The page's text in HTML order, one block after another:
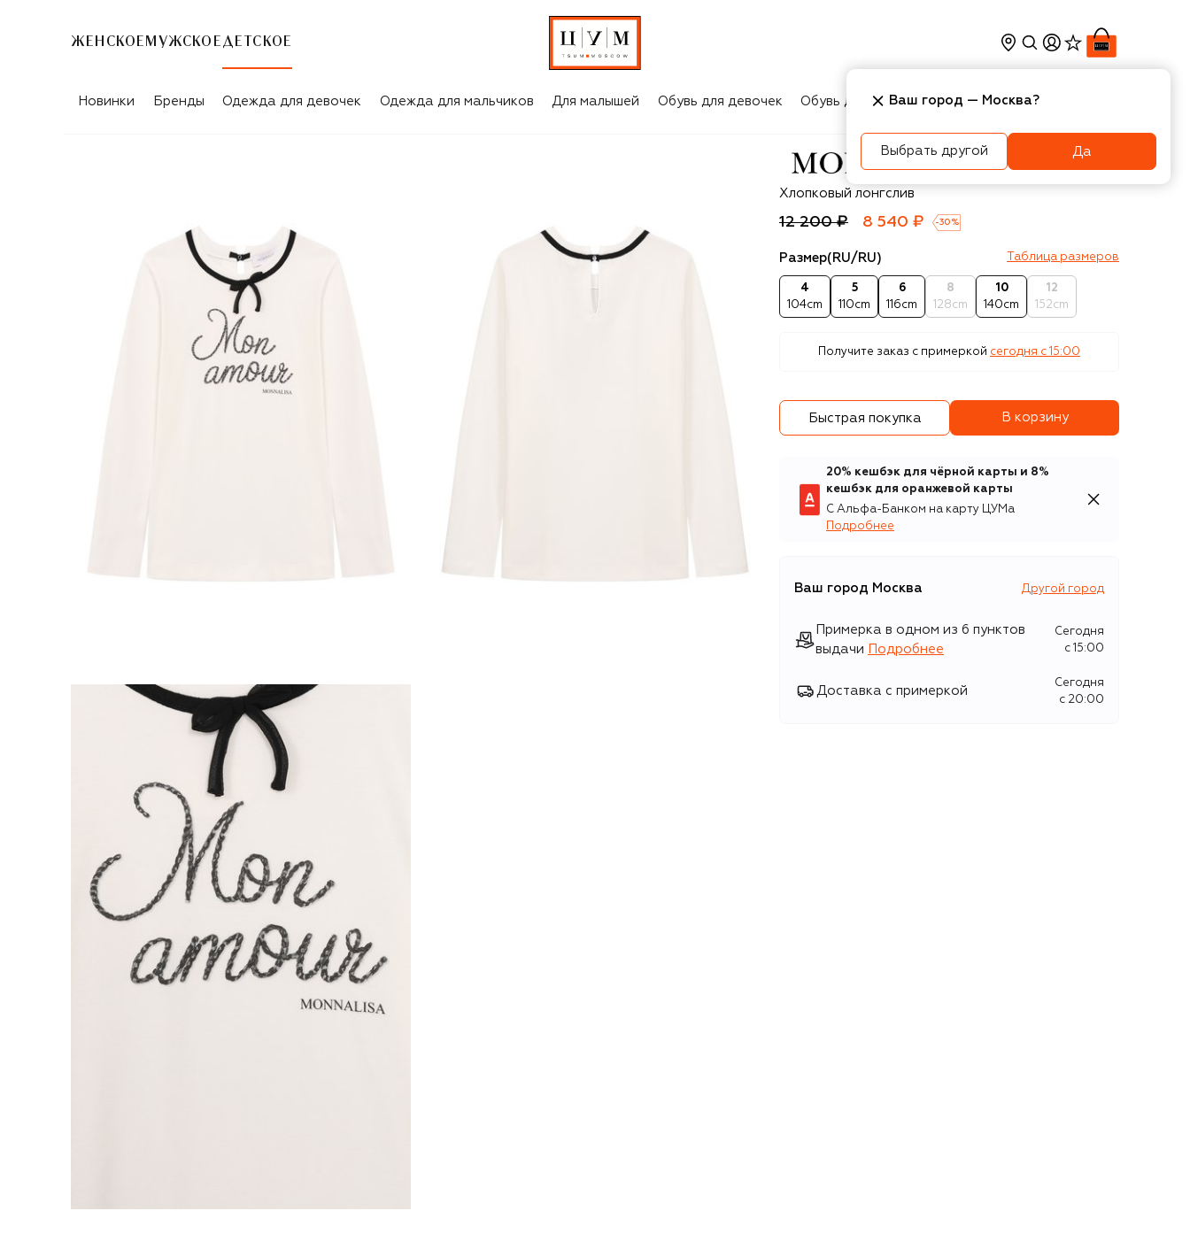
ЖЕНСКОЕ МУЖСКОЕ ДЕТСКОЕ
Новинки Бренды Одежда для девочек Одежда для мальчиков Для малышей Обувь для девочек Обувь для мальчиков Игрушки Аксесcуары
Monnalisa
Хлопковый лонгслив
12 200 ₽ 8 540 ₽ -30 %
Размер(RU/RU) Таблица размеров
4
104cm
5
110cm
6
116cm
8
128cm
10
140cm
12
152cm
Получите заказ с примеркой сегодня c 15:00
Быстрая покупка В корзину
20% кешбэк для чёрной карты и 8%
кешбэк для оранжевой карты
С Альфа-Банком на карту ЦУМа
Подробнее
Ваш город Москва Другой город
Примерка в одном из 6 пунктов
выдачи
Подробнее
Сегодня
c 15:00
Доставка с примеркой
Сегодня
c 20:00
Ваш город — Москва?
Выбрать другой Да